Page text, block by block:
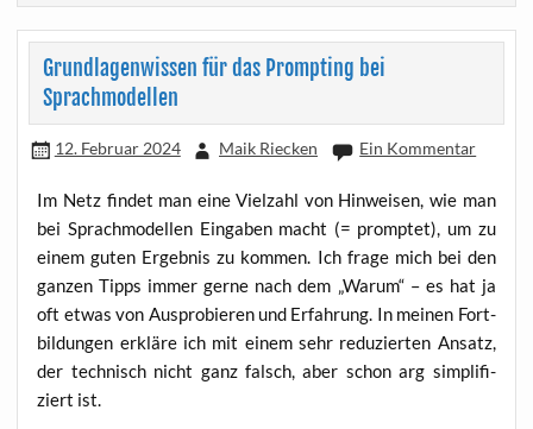
Grundlagenwissen für das Prompting bei
Sprachmodellen
12. Februar 2024 Maik Riecken Ein Kommentar
Im Netz fin­det man eine Viel­zahl von Hin­wei­sen, wie man
bei Sprach­mo­del­len Ein­ga­ben macht (= promp­tet), um zu
einem guten Ergeb­nis zu kom­men. Ich fra­ge mich bei den
gan­zen Tipps immer ger­ne nach dem „War­um“ – es hat ja
oft etwas von Aus­pro­bie­ren und Erfah­rung. In mei­nen Fort­
bil­dun­gen erklä­re ich mit einem sehr redu­zier­ten Ansatz,
der tech­nisch nicht ganz falsch, aber schon arg sim­pli­fi­
ziert ist.